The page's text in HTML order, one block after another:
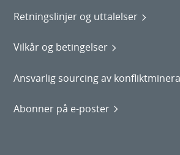
Retningslinjer og uttalelser
Vilkår og betingelser
Ansvarlig sourcing av
Abonner på e-poster